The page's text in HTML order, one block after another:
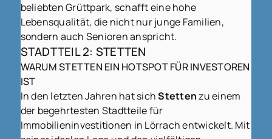
beliebten Grüttpark, schafft eine hohe
Lebensqualität, die nicht nur junge Familien,
sondern auch Senioren anspricht.
STADTTEIL 2: STETTEN
WARUM STETTEN EIN HOTSPOT FÜR INVESTOREN
IST
In den letzten Jahren hat sichStettenzu einem
der begehrtesten Stadtteile für
Immobilieninvestitionen in Lörrach entwickelt. Mit